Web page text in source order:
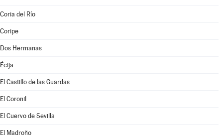
Coria del Río
Coripe
Dos Hermanas
Écija
El Castillo de las Guardas
El Coronil
El Cuervo de Sevilla
El Madroño